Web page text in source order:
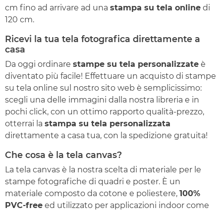
cm fino ad arrivare ad una stampa su tela online di
120 cm.
Ricevi la tua tela fotografica direttamente a
casa
Da oggi ordinare stampe su tela personalizzate è
diventato più facile! Effettuare un acquisto di stampe
su tela online sul nostro sito web è semplicissimo:
scegli una delle immagini dalla nostra libreria e in
pochi click, con un ottimo rapporto qualità-prezzo,
otterrai la stampa su tela personalizzata
direttamente a casa tua, con la spedizione gratuita!
Che cosa è la tela canvas?
La tela canvas è la nostra scelta di materiale per le
stampe fotografiche di quadri e poster. È un
materiale composto da cotone e poliestere, 100%
PVC-free ed utilizzato per applicazioni indoor come